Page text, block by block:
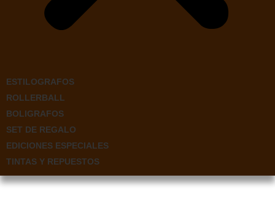
ESTILOGRAFOS
ROLLERBALL
BOLIGRAFOS
SET DE REGALO
EDICIONES ESPECIALES
TINTAS Y REPUESTOS